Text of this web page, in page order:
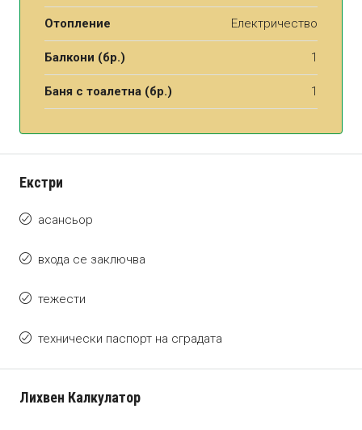
Отопление Електричество
Балкони (бр.) 1
Баня с тоалетна (бр.) 1
Екстри
асансьор
входа се заключва
тежести
технически паспорт на сградата
Лихвен Калкулатор